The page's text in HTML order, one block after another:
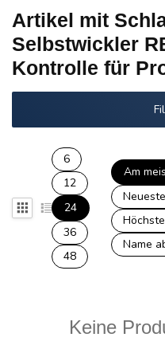
Artikel mit
Selbstwickler
Kontrolle für
6
12
24
36
48
Am
Name
Keine